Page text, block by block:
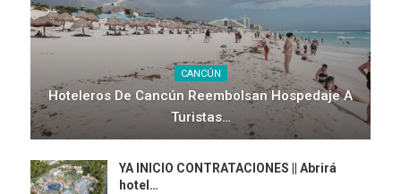
CANCÚN
Hoteleros De Cancún Reembolsan Hospedaje A
Turistas…
YA INICIO CONTRATACIONES || Abrirá
hotel…